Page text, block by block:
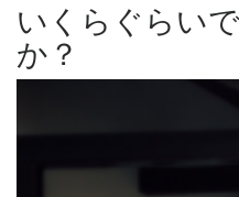
いくらぐらい
か？